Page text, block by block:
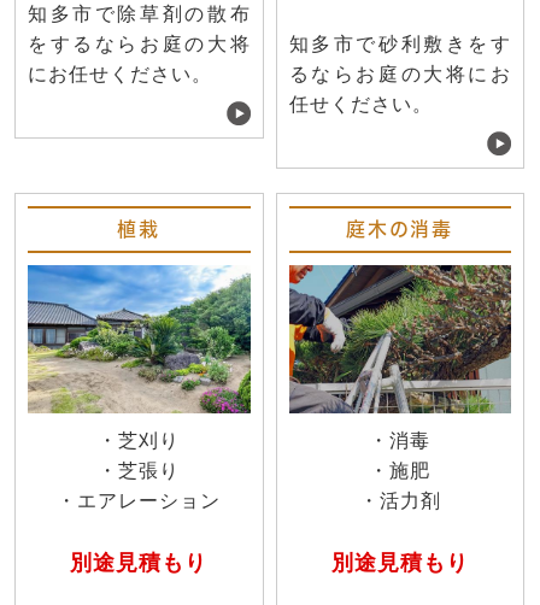
知多市で除草剤の散布
をするならお庭の大将
にお任せください。
知多市で砂利敷きをす
るならお庭の大将にお
任せください。
植栽
・芝刈り
・芝張り
・エアレーション
別途見積もり
庭木の消毒
・消毒
・施肥
・活力剤
別途見積もり